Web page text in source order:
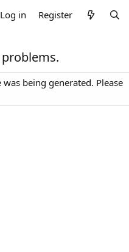
Log in Register
being generated. Please